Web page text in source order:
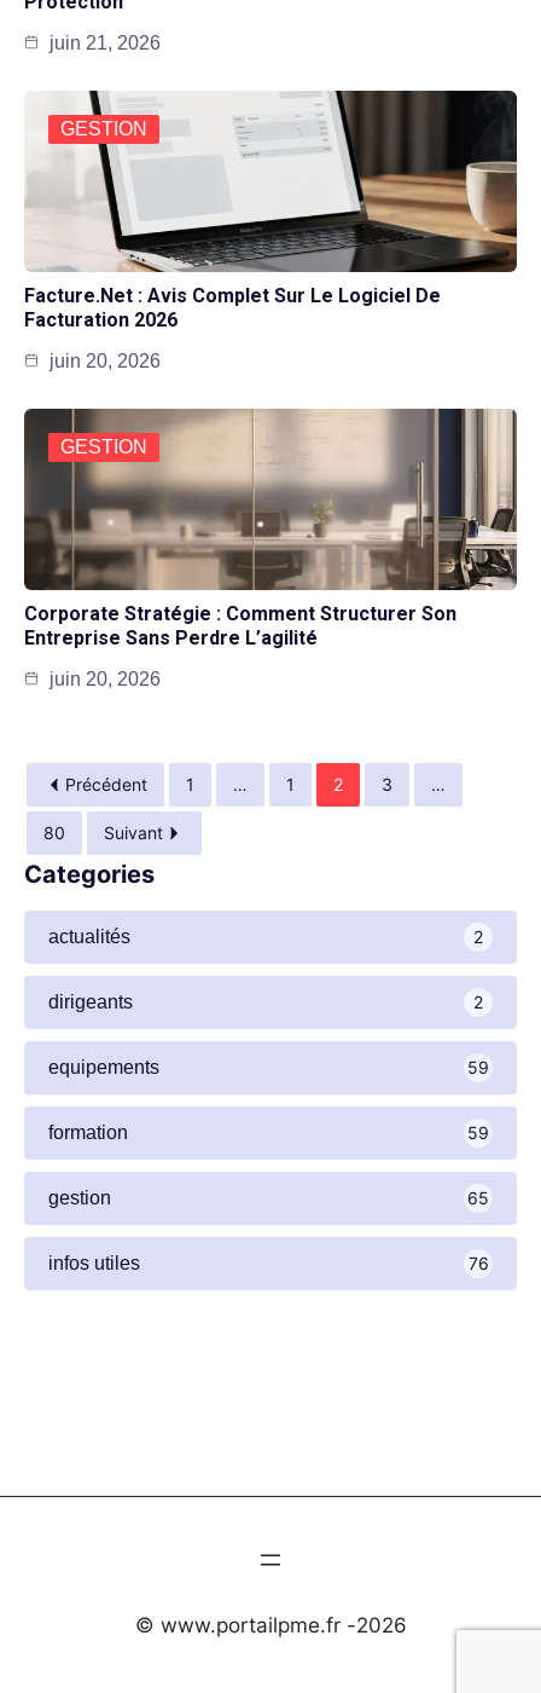
juin 21, 2026
GESTION
Facture.net : Avis Complet Sur Le Logiciel De
Facturation 2026
juin 20, 2026
GESTION
Corporate Stratégie : Comment Structurer Son
Entreprise Sans Perdre L’agilité
juin 20, 2026
Précédent 1 … 1 2 3 …
80 Suivant
Categories
actualités 2
dirigeants 2
equipements 59
formation 59
gestion 65
infos utiles 76
© www.portailpme.fr -2026